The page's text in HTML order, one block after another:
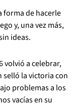
forma de hacerle
y, una vez más,
ideas.
volvió a celebrar,
selló la victoria con
problemas a los
vacías en su